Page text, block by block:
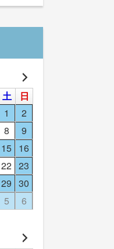
土
日
1
2
8
9
15 16
22 23
29 30
5 6